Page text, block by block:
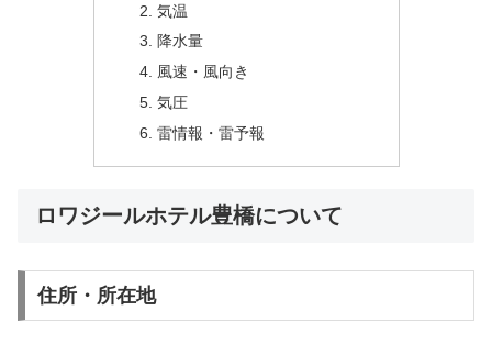
気温
降水量
風速・風向き
気圧
雷情報・雷予報
ロワジールホテル豊橋について
住所・所在地